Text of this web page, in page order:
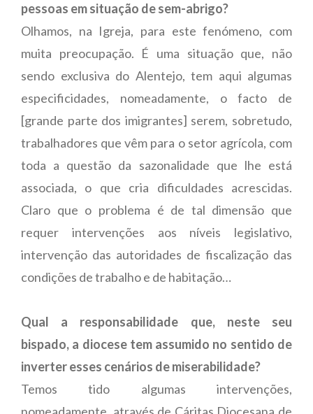
pessoas em situação de sem-abrigo?
Olhamos, na Igreja, para este fenómeno, com
muita preocupação. É uma situação que, não
sendo exclusiva do Alentejo, tem aqui algumas
especificidades, nomeadamente, o facto de
[grande parte dos imigrantes] serem, sobretudo,
trabalhadores que vêm para o setor agrícola, com
toda a questão da sazonalidade que lhe está
associada, o que cria dificuldades acrescidas.
Claro que o problema é de tal dimensão que
requer intervenções aos níveis legislativo,
intervenção das autoridades de fiscalização das
condições de trabalho e de habitação…
Qual a responsabilidade que, neste seu
bispado, a diocese tem assumido no sentido de
inverter esses cenários de miserabilidade?
Temos tido algumas intervenções,